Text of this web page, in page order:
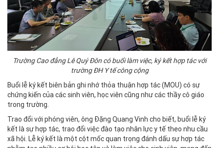
Trường Cao đẳng Lê Quý Đôn có buổi làm việc, ký kết hợp tác với
trường ĐH Y tế công cộng
Buổi lễ ký kết biên bản ghi nhớ thỏa thuận hợp tác (MOU) có sự
chứng kiến của các sinh viên, học viên cũng như các thầy cô giáo
trong trường.
Trao đổi với phóng viên, ông Đặng Quang Vinh cho biết, buổi lễ ký
kết là sự hợp tác, trao đổi việc đào tạo nhân lực y tế theo nhu cầu
xã hội. Lễ ký kết là một cột mốc quan trọng đánh dấu sự hợp tác